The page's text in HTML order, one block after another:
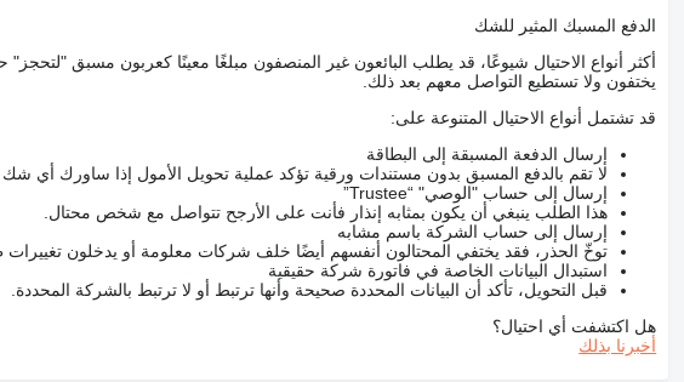
الدفع المسبك المثير للشك
أكثر أنواع الاحتيال شيوعًا، قد يطلب البائعون غير المنصفون مبلغًا معينًا كعربون مسبق
يختفون ولا تستطيع التواصل معهم بعد ذلك.
قد تشتمل أنواع الاحتيال المتنوعة على:
إرسال الدفعة المسبقة إلى البطاقة
لا تقم بالدفع المسبق بدون مستندات ورقية تؤكد عملية تحويل الأمول إذا ساورك أي شك
إرسال إلى حساب "الوصي" “Trustee”
هذا الطلب ينبغي أن يكون بمثابه إنذار فأنت على الأرجح تتواصل مع شخص محتال.
إرسال إلى حساب الشركة باسم مشابه
توخّ الحذر، فقد يختفي المحتالون أنفسهم أيضًا خلف شركات معلومة أو يدخلون
استبدال البيانات الخاصة في فاتورة شركة حقيقية
قبل التحويل، تأكد أن البيانات المحددة صحيحة وأنها ترتبط أو لا ترتبط بالشركة المحددة.
هل اكتشفت أي احتيال؟
أخبرنا بذلك